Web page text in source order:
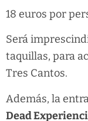
18 euros por
Será
taquillas, para
Tres Cantos.
Además, la
Dead